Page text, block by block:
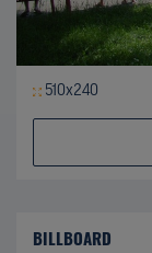
510x240
BILLBOARD